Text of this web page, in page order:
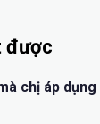
được
chị áp